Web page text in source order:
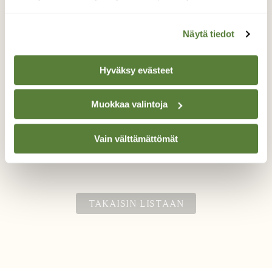
Näytä tiedot
Hyväksy evästeet
Muokkaa valintoja
Vain välttämättömät
Metsäkauris lepäämässä
Metsäkauris kävi pötköttelemään eteeni
sunnuntaiaamun kuvausreissulla.
Valokuvaaja: Eero Lemmelä, Järvenpää 12.2.2023
TAKAISIN LISTAAN